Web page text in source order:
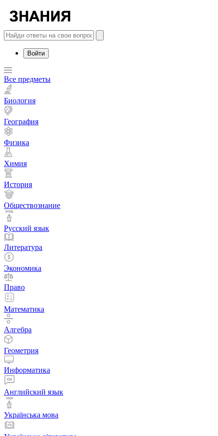
Войти
Все предметы
Биология
География
Физика
Химия
История
Обществознание
Русский язык
Литература
Экономика
Право
Математика
Алгебра
Геометрия
Информатика
Английский язык
Українська мова